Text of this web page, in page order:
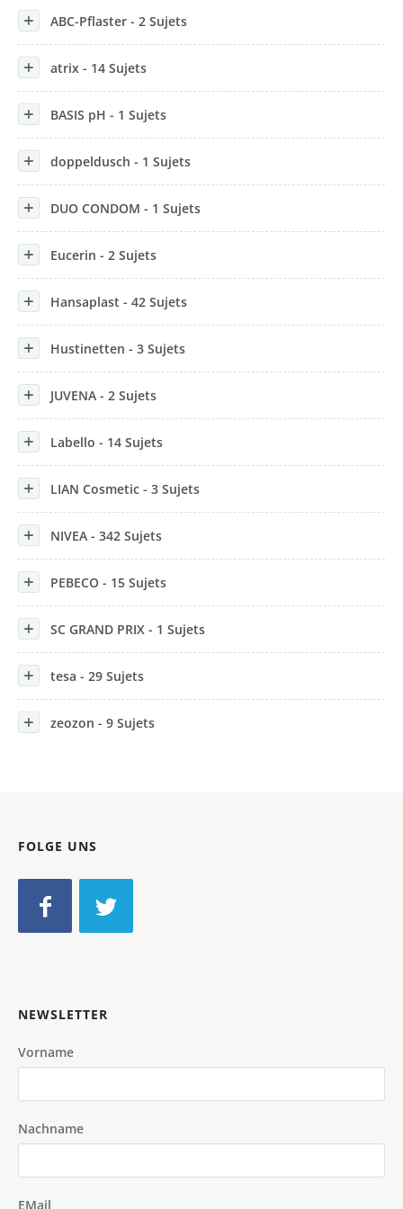
ABC-Pflaster - 2 Sujets
atrix - 14 Sujets
BASIS pH - 1 Sujets
doppeldusch - 1 Sujets
DUO CONDOM - 1 Sujets
Eucerin - 2 Sujets
Hansaplast - 42 Sujets
Hustinetten - 3 Sujets
JUVENA - 2 Sujets
Labello - 14 Sujets
LIAN Cosmetic - 3 Sujets
NIVEA - 342 Sujets
PEBECO - 15 Sujets
SC GRAND PRIX - 1 Sujets
tesa - 29 Sujets
zeozon - 9 Sujets
FOLGE UNS
NEWSLETTER
Vorname
Nachname
EMail